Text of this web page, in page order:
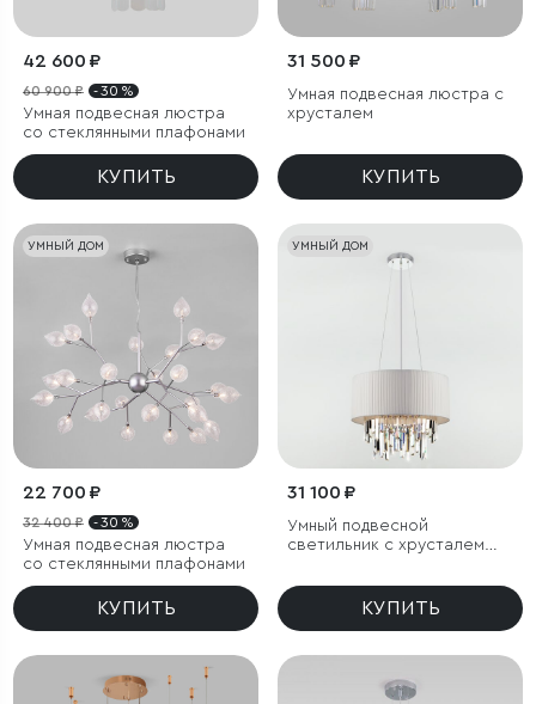
42 600 ₽
60 900 ₽ - 30 %
Умная подвесная люстра
со стеклянными плафонами
КУПИТЬ
31 500 ₽
Умная подвесная люстра с
хрусталем
КУПИТЬ
УМНЫЙ ДОМ
22 700 ₽
32 400 ₽ - 30 %
Умная подвесная люстра
со стеклянными плафонами
КУПИТЬ
УМНЫЙ ДОМ
31 100 ₽
Умный подвесной
светильник с хрусталем
КУПИТЬ